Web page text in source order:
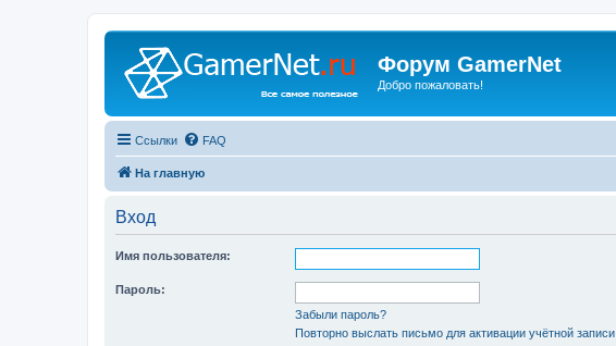
Форум GamerNet
Добро пожаловать!
Ссылки FAQ
На главную
Вход
Имя пользователя:
Пароль:
Забыли пароль?
Повторно выслать письмо для активации учётной записи